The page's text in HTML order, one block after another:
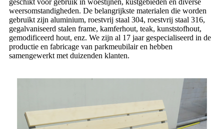
weersomstandigheden. De belangrijkste materialen die worden
gebruikt zijn aluminium, roestvrij staal 304, roestvrij staal 316,
gegalvaniseerd stalen frame, kamferhout, teak, kunststofhout,
gemodificeerd hout, enz. We zijn al 17 jaar gespecialiseerd in de
productie en fabricage van parkmeubilair en hebben
samengewerkt met duizenden klanten.